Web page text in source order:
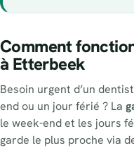
Comment
à Etterbeek
Besoin urgent d’un
end ou un jour férié ? La
le week-end et les jours
garde le plus proche via